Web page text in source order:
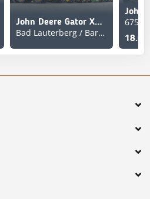
John Deere Gator XUV835M
Bad Lauterberg / Barbis